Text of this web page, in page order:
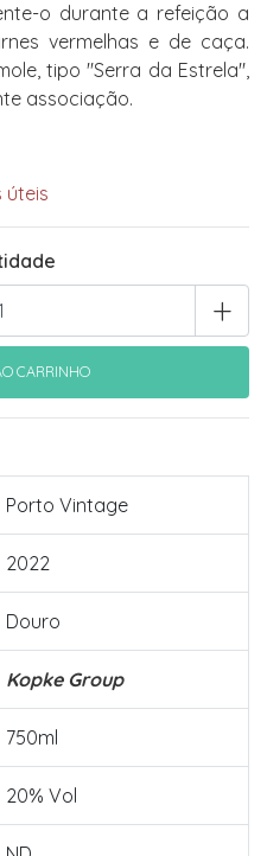
o durante a refeição a
vermelhas e de caça.
tipo "Serra da Estrela",
associação.
úteis
+
Porto Vintage
2022
Douro
Kopke Group
750ml
20% Vol